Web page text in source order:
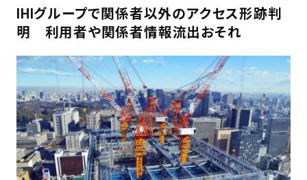
IHIグループで関係者以外のアクセス形跡判
明 利用者や関係者情報流出おそれ